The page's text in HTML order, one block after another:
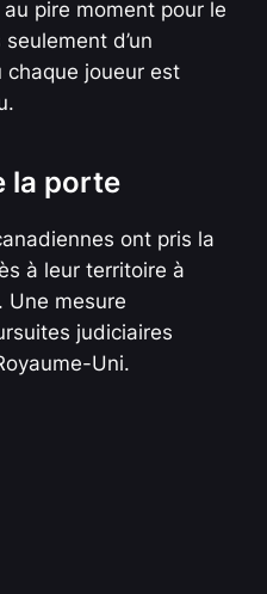
pire moment pour le
d’un
joueur est
la porte
ont pris la
à leur territoire à
Une mesure
judiciaires
Uni.